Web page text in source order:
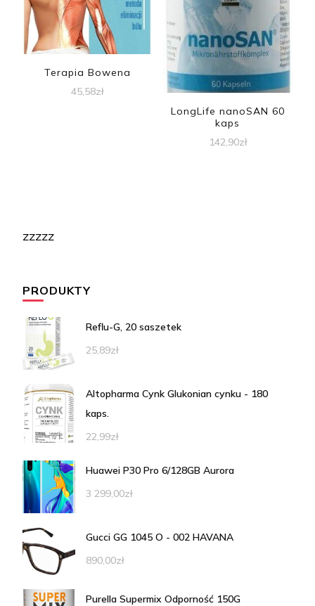
Terapia Bowena
45,58zł
LongLife nanoSAN 60
kaps
142,90zł
zzzzz
PRODUKTY
Reflu-G, 20 saszetek
25,89zł
Altopharma Cynk Glukonian cynku - 180
kaps.
22,99zł
Huawei P30 Pro 6/128GB Aurora
3 299,00zł
Gucci GG 1045 O - 002 HAVANA
890,00zł
Purella Supermix Odporność 150G